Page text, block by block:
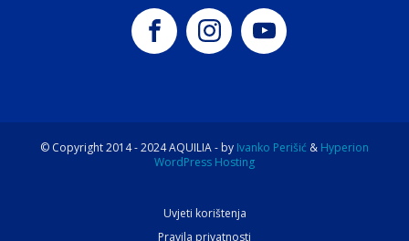
© Copyright 2014 -2024AQUILIA - by Ivanko Perišić & Hyperion
WordPress Hosting
Uvjeti korištenja
Pravila privatnosti